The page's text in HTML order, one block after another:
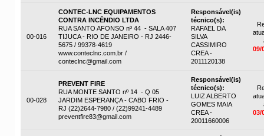
00-016
CONTEC-LNC EQUIPAMENTOS
CONTRA INCÊNDIO LTDA
RUA SANTO AFONSO nº 44 - SALA 407
TIJUCA - RIO DE JANEIRO - RJ 2446-
5675 / 99378-4619
www.conteclnc.com.br /
conteclnc@gmail.com
Responsável(is)
técnico(s):
RAFAEL DA
SILVA
CASSIMIRO
CREA -
2011120138
09/
00-028
PREVENT FIRE
RUA MONTE SANTO nº 14 - Q 05
JARDIM ESPERANÇA - CABO FRIO -
RJ (22)2644-7980 / (22)99241-4489
preventfire83@gmail.com
Responsável(is)
técnico(s):
LUIZ ALBERTO
GOMES MAIA
CREA -
20011660006
03/